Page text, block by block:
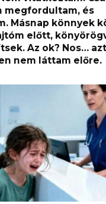
megfordultam, és
Másnap könnyek
előtt,
Az ok? Nos… azt
nem láttam előre.